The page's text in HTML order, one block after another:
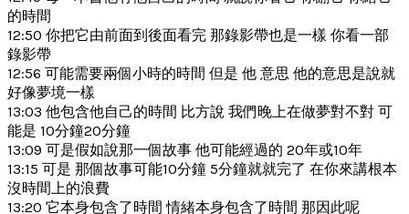
的時間
12:50 你把它由前面到後面看完 那錄影帶也是一樣 你看一部
錄影帶
12:56 可能需要兩個小時的時間 但是 他 意思 他的意思是說就
好像夢境一樣
13:03 他包含他自己的時間 比方說 我們晚上在做夢對不對 可
能是 10分鐘20分鐘
13:09 可是假如說那一個故事 他可能經過的 20年或10年
13:15 可是 那個故事可能10分鐘 5分鐘就就完了 在你來講根本
沒時間上的浪費
13:20 它本身包含了時間 情緒本身包含了時間 那因此呢